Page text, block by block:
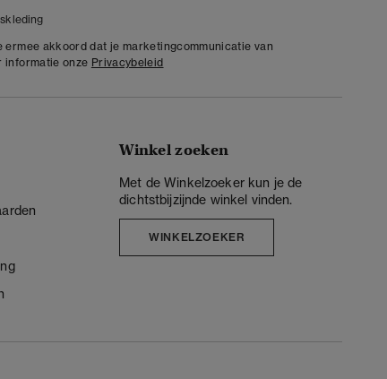
ermee akkoord dat je marketingcommunicatie van
informatie onze Privacybeleid
Winkel zoeken
Met de Winkelzoeker kun je de
dichtstbijzijnde winkel vinden.
WINKELZOEKER